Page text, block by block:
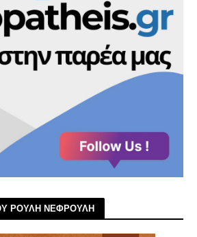
ΡΟΥΛΗ ΝΕΦΡΟΥΛΗ